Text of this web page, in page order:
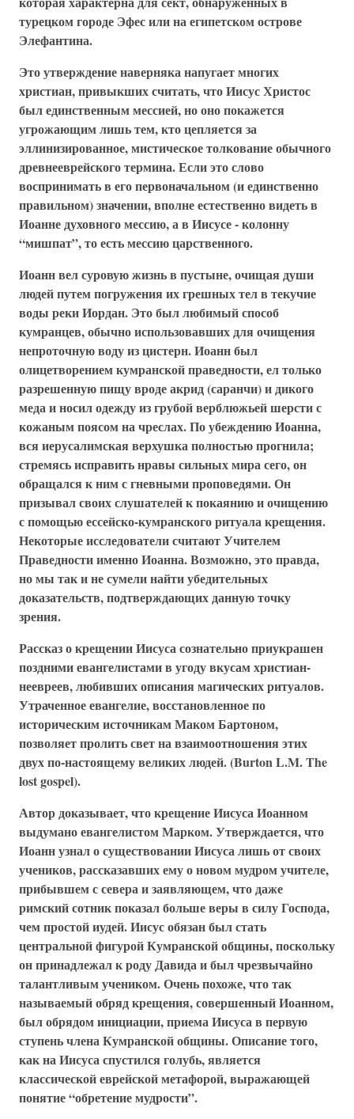
турецком городе Эфес или на египетском острове
Элефантина.
Это утверждение наверняка напугает многих
христиан, привыкших считать, что Иисус Христос
был единственным мессией, но оно покажется
угрожающим лишь тем, кто цепляется за
эллинизированное, мистическое толкование обычного
древнееврейского термина. Если это слово
воспринимать в его первоначальном (и единственно
правильном) значении, вполне естественно видеть в
Иоанне духовного мессию, а в Иисусе - колонну
“мишпат”, то есть мессию царственного.
Иоанн вел суровую жизнь в пустыне, очищая души
людей путем погружения их грешных тел в текучие
воды реки Иордан. Это был любимый способ
кумранцев, обычно использовавших для очищения
непроточную воду из цистерн. Иоанн был
олицетворением кумранской праведности, ел только
разрешенную пищу вроде акрид (саранчи) и дикого
меда и носил одежду из грубой верблюжьей шерсти с
кожаным поясом на чреслах. По убеждению Иоанна,
вся иерусалимская верхушка полностью прогнила;
стремясь исправить нравы сильных мира сего, он
обращался к ним с гневными проповедями. Он
призывал своих слушателей к покаянию и очищению
с помощью ессейско-кумранского ритуала крещения.
Некоторые исследователи считают Учителем
Праведности именно Иоанна. Возможно, это правда,
но мы так и не сумели найти убедительных
доказательств, подтверждающих данную точку
зрения.
Рассказ о крещении Иисуса сознательно приукрашен
поздними евангелистами в угоду вкусам христиан-
неевреев, любивших описания магических ритуалов.
Утраченное евангелие, восстановленное по
историческим источникам Маком Бартоном,
позволяет пролить свет на взаимоотношения этих
двух по-настоящему великих людей. (Burton L.M. The
lost gospel).
Автор доказывает, что крещение Иисуса Иоанном
выдумано евангелистом Марком. Утверждается, что
Иоанн узнал о существовании Иисуса лишь от своих
учеников, рассказавших ему о новом мудром учителе,
прибывшем с севера и заявляющем, что даже
римский сотник показал больше веры в силу Господа,
чем простой иудей. Иисус обязан был стать
центральной фигурой Кумранской общины, поскольку
он принадлежал к роду Давида и был чрезвычайно
талантливым учеником. Очень похоже, что так
называемый обряд крещения, совершенный Иоанном,
был обрядом инициации, приема Иисуса в первую
ступень члена Кумранской общины. Описание того,
как на Иисуса спустился голубь, является
классической еврейской метафорой, выражающей
понятие “обретение мудрости”.